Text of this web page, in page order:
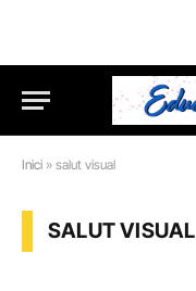
Inici » salut visual
SALUT VISUAL